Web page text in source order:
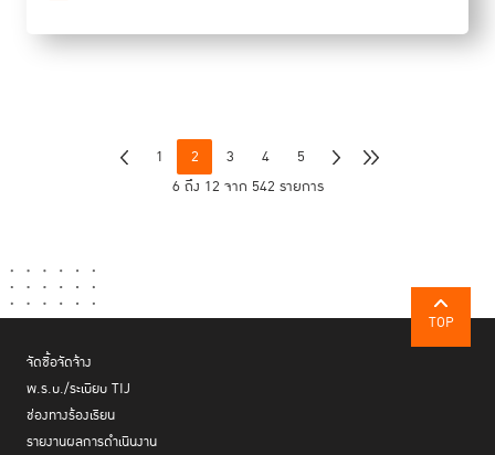
1 2 3 4
5
6 ถึง 12 จาก 542 รายการ
TOP
จัดซื้อจัดจ้าง
พ.ร.บ./ระเบียบ TIJ
ช่องทางร้องเรียน
รายงานผลการดำเนินงาน